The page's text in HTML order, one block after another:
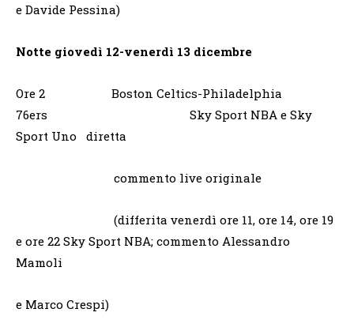
e Davide Pessina)
Notte giovedì 12-venerdì 13 dicembre
Ore 2 Boston Celtics-Philadelphia
76ers Sky Sport NBA e Sky
Sport Uno diretta
commento live originale
(differita venerdì ore 11, ore 14, ore 19
e ore 22 Sky Sport NBA; commento Alessandro
Mamoli
e Marco Crespi)